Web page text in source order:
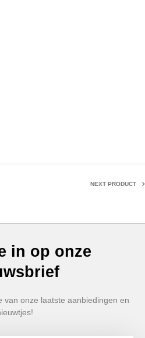
NEXT PRODUCT
in op onze
van onze laatste aanbiedingen en